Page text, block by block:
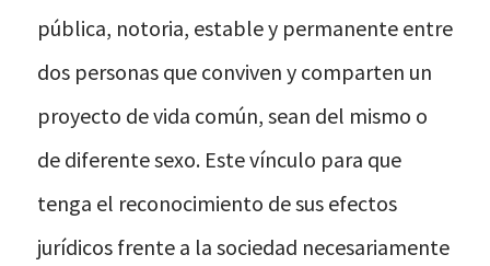
pública, notoria, estable y permanente entre
dos personas que conviven y comparten un
proyecto de vida común, sean del mismo o
de diferente sexo. Este vínculo para que
tenga el reconocimiento de sus efectos
jurídicos frente a la sociedad necesariamente